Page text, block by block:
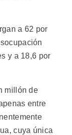
a 62 por
y a 18,6 por
millón de
entre
cuya única